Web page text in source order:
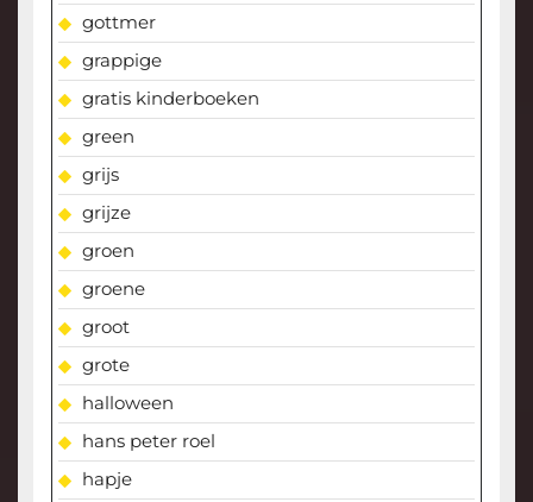
gottmer
grappige
gratis kinderboeken
green
grijs
grijze
groen
groene
groot
grote
halloween
hans peter roel
hapje